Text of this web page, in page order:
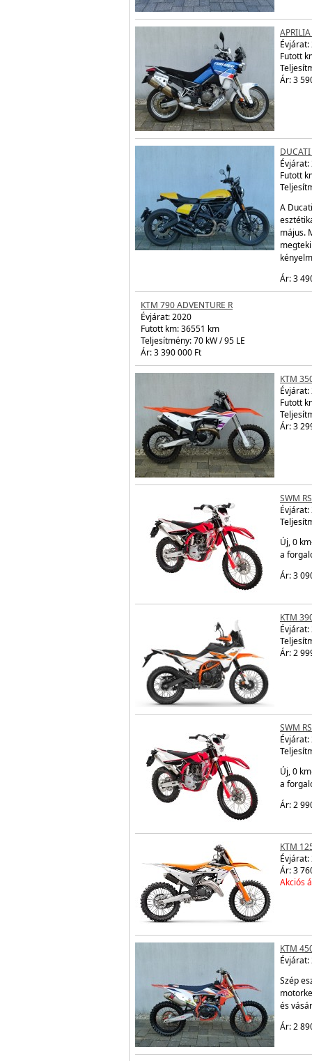
Évjárat:
Futott
Ár: 3
Évjárat:
Futott
A
május.
Ár: 3
KTM 790 ADVENTURE R
Évjárat:2020
Futott km: 36551 km
Teljesítmény: 70 kW / 95 LE
Ár: 3 390 000 Ft
KTM
Évjárat:
Futott
Ár: 3
SWM
Évjárat:
Új, 0
a
Ár: 3
KTM
Évjárat:
Ár: 2
SWM
Évjárat:
Új, 0
a
Ár: 2
KTM
Évjárat:
Ár: 3
Akciós
KTM
Évjárat:
Szép
és
Ár: 2